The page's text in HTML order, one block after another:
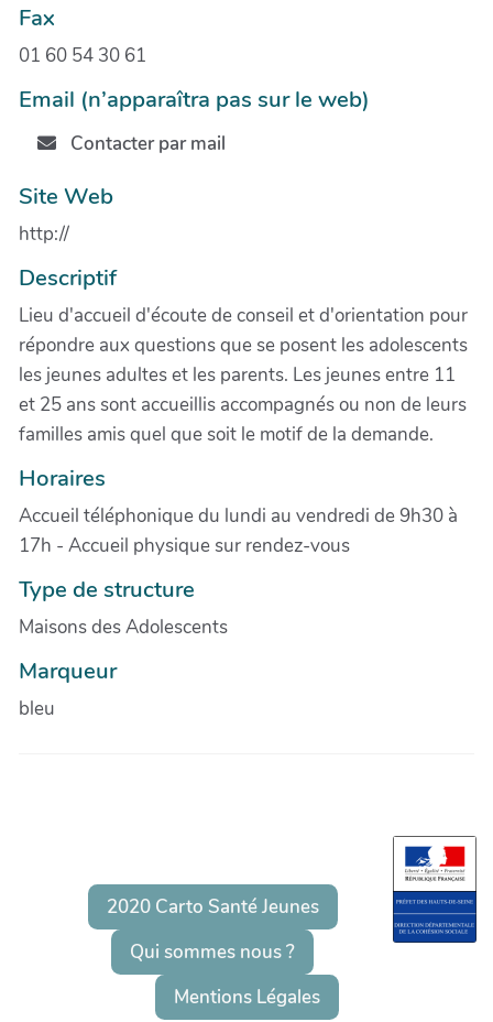
Fax
01 60 54 30 61
Email (n’apparaîtra pas sur le web)
Contacter par mail
Site Web
http://
Descriptif
Lieu d'accueil d'écoute de conseil et d'orientation pour
répondre aux questions que se posent les adolescents
les jeunes adultes et les parents. Les jeunes entre 11
et 25 ans sont accueillis accompagnés ou non de leurs
familles amis quel que soit le motif de la demande.
Horaires
Accueil téléphonique du lundi au vendredi de 9h30 à
17h - Accueil physique sur rendez-vous
Type de structure
Maisons des Adolescents
Marqueur
bleu
2020 Carto Santé Jeunes
Qui sommes nous ?
Mentions Légales